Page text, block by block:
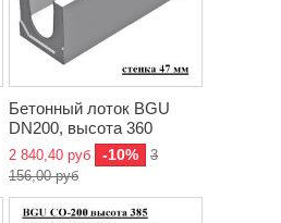
Бетонный лоток BGU
DN200, высота 360
2 840,40 руб -10%
3
156,00 руб